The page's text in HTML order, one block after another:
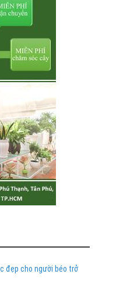
đẹp cho người béo trở